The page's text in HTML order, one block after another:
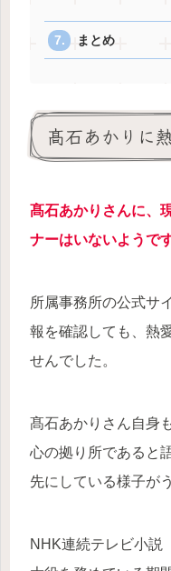
まとめ
髙石あかりに
髙石あかりさんに、
ナーはいないようです
所属事務所の公式サ
報を確認しても、熱
せんでした。
髙石あかりさん自身
心の拠り所であると
先にしている様子が
NHK連続テレビ小説